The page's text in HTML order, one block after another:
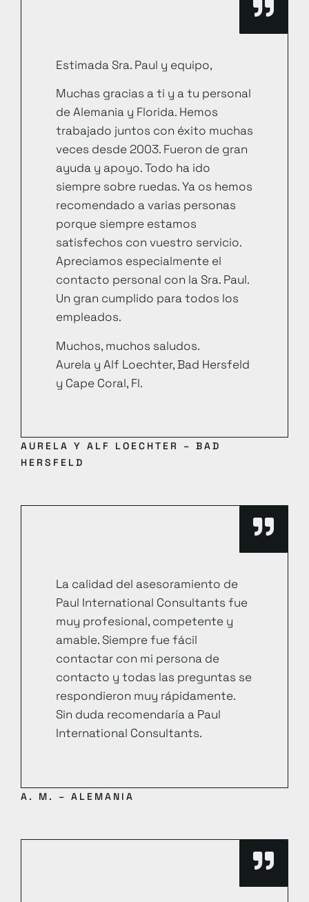
Estimada Sra. Paul y equipo,
Muchas gracias a ti y a tu personal
de Alemania y Florida. Hemos
trabajado juntos con éxito muchas
veces desde 2003. Fueron de gran
ayuda y apoyo. Todo ha ido
siempre sobre ruedas. Ya os hemos
recomendado a varias personas
porque siempre estamos
satisfechos con vuestro servicio.
Apreciamos especialmente el
contacto personal con la Sra. Paul.
Un gran cumplido para todos los
empleados.
Muchos, muchos saludos.
Aurela y Alf Loechter, Bad Hersfeld
y Cape Coral, Fl.
AURELA Y ALF LOECHTER – BAD
HERSFELD
La calidad del asesoramiento de
Paul International Consultants fue
muy profesional, competente y
amable. Siempre fue fácil
contactar con mi persona de
contacto y todas las preguntas se
respondieron muy rápidamente.
Sin duda recomendaría a Paul
International Consultants.
A. M. – ALEMANIA